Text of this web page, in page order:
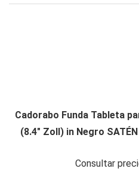
Cadorabo Funda Tableta
(8.4" Zoll) in Negro
Consultar